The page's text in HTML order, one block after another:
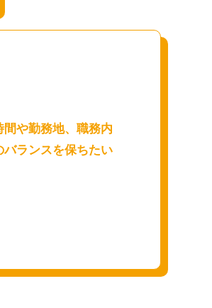
間や勤務地、職務内
ランスを保ちたい